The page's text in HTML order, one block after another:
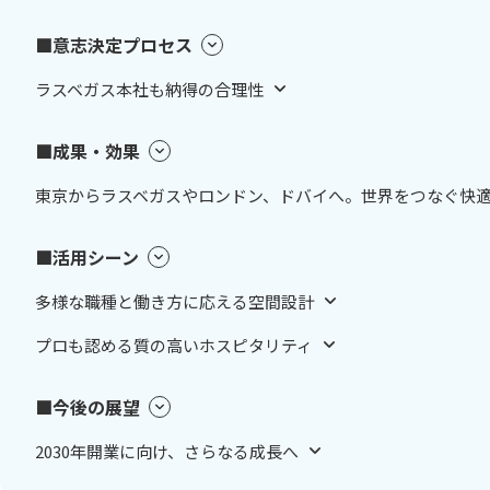
■意志決定プロセス
ラスベガス本社も納得の合理性
■成果・効果
東京からラスベガスやロンドン、ドバイへ。世界をつなぐ快
■活用シーン
多様な職種と働き方に応える空間設計
プロも認める質の高いホスピタリティ
■今後の展望
2030年開業に向け、さらなる成長へ